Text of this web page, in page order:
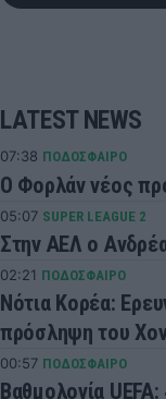
LATEST NEWS
07:38 ΠΟΔΟΣΦΑΙΡΟ
Ο Φορλάν νέος
05:07 SUPER LEAGUE 2
Στην ΑΕΛ ο
02:21 ΠΟΔΟΣΦΑΙΡΟ
Νότια Κορέα:
πρόσληψη του
00:57 ΠΟΔΟΣΦΑΙΡΟ
Βαθμολογία